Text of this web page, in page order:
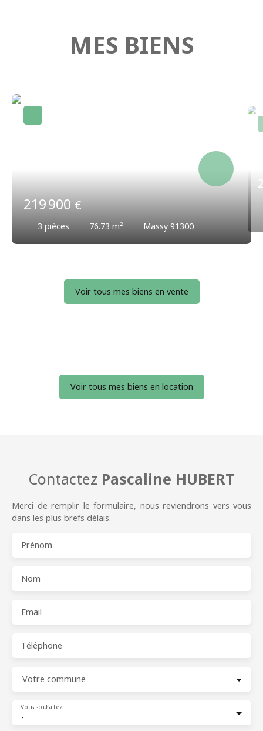
MES BIENS
219 900€
3 pièces 76.73 m² Massy 91300
Voir tous mes biens en vente
Voir tous mes biens en location
Contactez Pascaline HUBERT
Merci de remplir le formulaire, nous reviendrons vers vous
dans les plus brefs délais.
Prénom
Nom
Email
Téléphone
Votre commune
-
Vous souhaitez